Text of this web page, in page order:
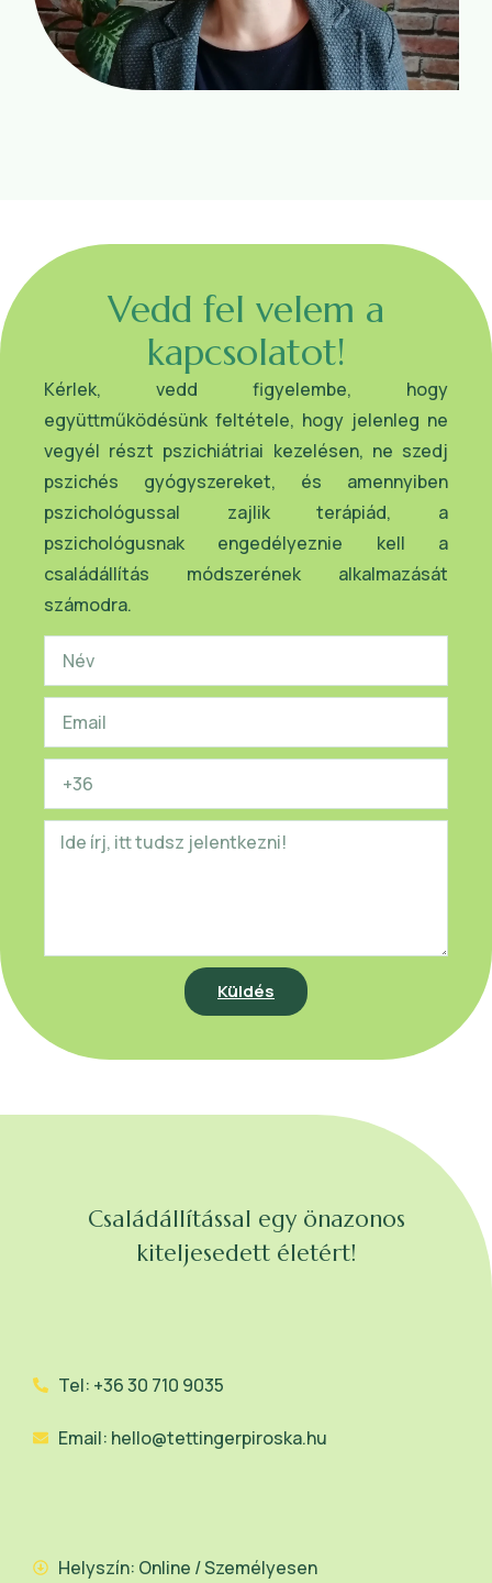
Vedd fel velem a
kapcsolatot!
Kérlek, vedd figyelembe, hogy
együttműködésünk feltétele, hogy jelenleg ne
vegyél részt pszichiátriai kezelésen, ne szedj
pszichés gyógyszereket, és amennyiben
pszichológussal zajlik terápiád, a
pszichológusnak engedélyeznie kell a
családállítás módszerének alkalmazását
számodra.
Küldés
Családállítással egy önazonos
kiteljesedett életért!
Tel: +36 30 710 9035
Email: hello@tettingerpiroska.hu
Helyszín: Online / Személyesen